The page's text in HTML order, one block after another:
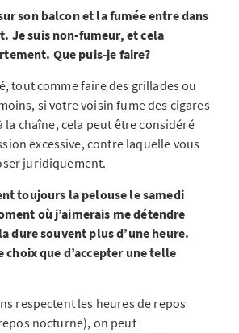
son balcon et la fumée entre dans
Je suis non-fumeur, et cela
Que puis-je faire?
tout comme faire des grillades ou
si votre voisin fume des cigares
la chaîne, cela peut être considéré
excessive, contre laquelle vous
juridiquement.
toujours la pelouse le samedi
où j’aimerais me détendre
dure souvent plus d’une heure.
choix que d’accepter une telle
respectent les heures de repos
nocturne), on peut